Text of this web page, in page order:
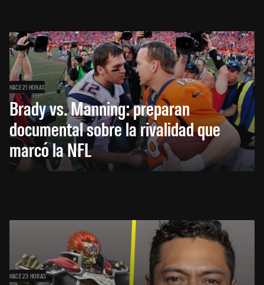
HACE 21 HORAS
Brady vs. Manning: preparan
documental sobre la rivalidad que
marcó la NFL
HACE 23 HORAS